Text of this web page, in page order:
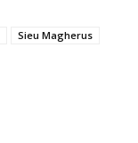
Sieu Magherus